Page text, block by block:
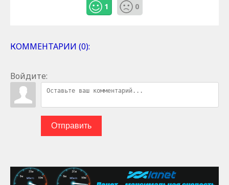
1 0
КОММЕНТАРИИ (0):
Войдите:
Отправить